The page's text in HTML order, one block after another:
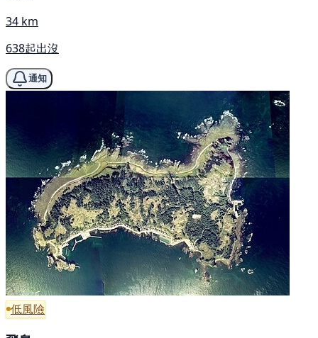
34 km
638起出沒
通知
低風險